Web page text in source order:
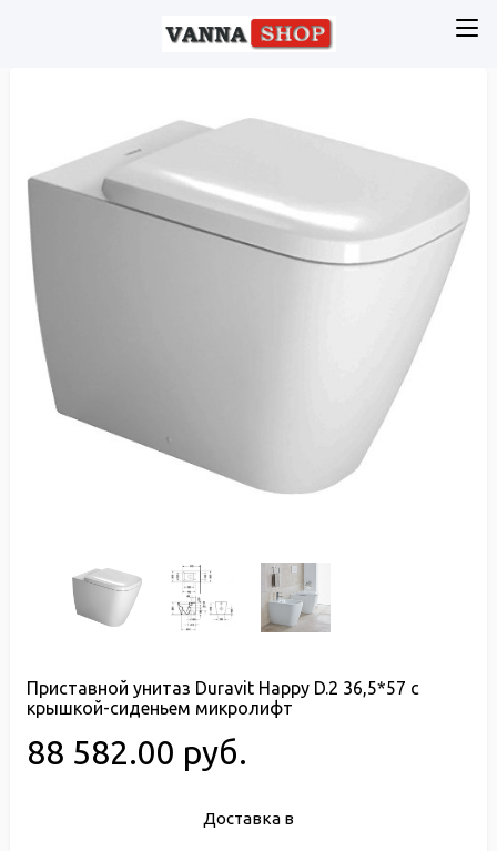
Приставной унитаз Duravit Happy D.2 36,5*57 с
крышкой-сиденьем микролифт
88 582.00 руб.
Доставка в